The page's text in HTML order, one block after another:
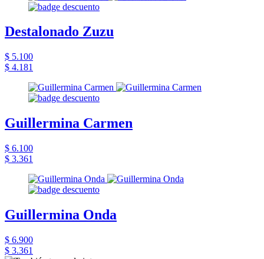
Destalonado Zuzu
$ 5.100
$ 4.181
Guillermina Carmen
$ 6.100
$ 3.361
Guillermina Onda
$ 6.900
$ 3.361